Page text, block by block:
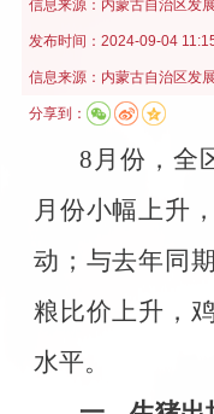
信息来源： 内蒙古自治区发
发布时间： 2024-09-04
信息来源： 内蒙古自治区发
分享到：
8 月份，全
月份小幅上升
动；与去年同
粮比价上升，
水平。